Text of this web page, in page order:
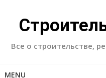
content
Все о строительстве,
MENU